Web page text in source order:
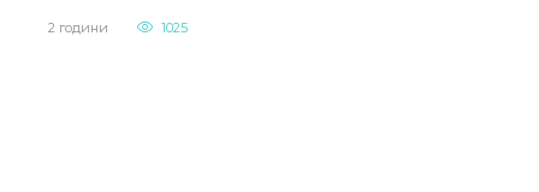
2 години 1025